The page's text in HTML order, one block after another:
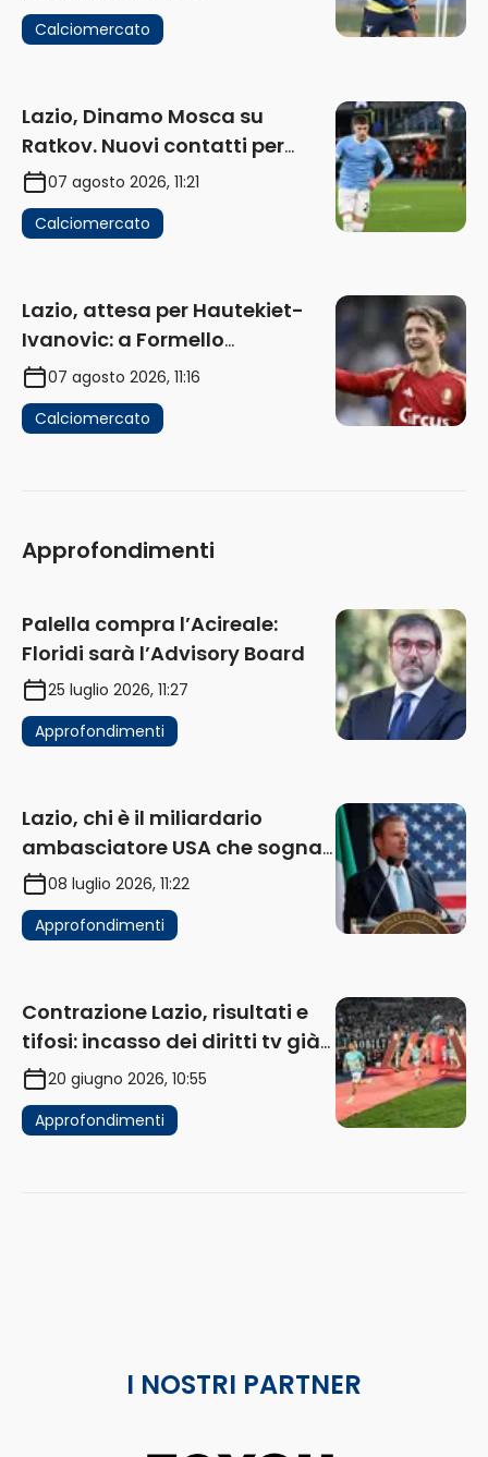
Calciomercato
Lazio, Dinamo Mosca su
Ratkov. Nuovi contatti per
Pinamonti
07 agosto 2026, 11:21
Calciomercato
Lazio, attesa per Hautekiet-
Ivanovic: a Formello
attendono risposte
07 agosto 2026, 11:16
Calciomercato
Approfondimenti
Palella compra l’Acireale:
Floridi sarà l’Advisory Board
25 luglio 2026, 11:27
Approfondimenti
Lazio, chi è il miliardario
ambasciatore USA che sogna
di acquistare un club in Italia
08 luglio 2026, 11:22
Approfondimenti
Contrazione Lazio, risultati e
tifosi: incasso dei diritti tv già
in flessione
20 giugno 2026, 10:55
Approfondimenti
I NOSTRI PARTNER